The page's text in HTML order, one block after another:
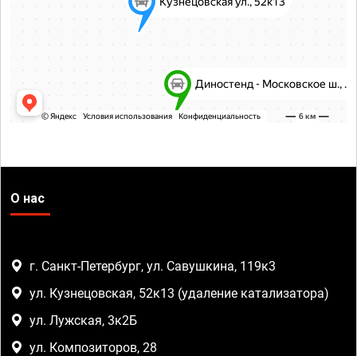
О нас
г. Санкт-Петербург, ул. Савушкина, 119к3
ул. Кузнецовская, 52к13 (удаление катализатора)
ул. Лужская, 3к2Б
ул. Композиторов, 28